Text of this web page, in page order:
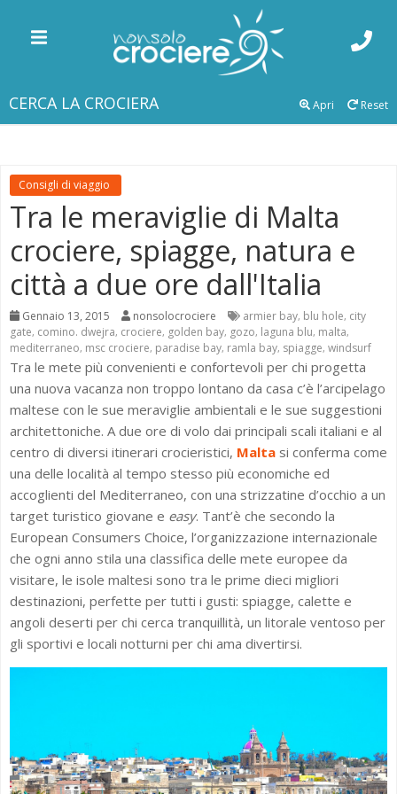
CERCA LA CROCIERA Reset
Apri
Consigli di viaggio
Tra le meraviglie di Malta
crociere, spiagge, natura e
città a due ore dall'Italia
Gennaio 13, 2015 nonsolocrociere armier bay, blu hole, city
gate, comino. dwejra, crociere, golden bay, gozo, laguna blu, malta,
mediterraneo, msc crociere, paradise bay, ramla bay, spiagge, windsurf
Tra le mete più convenienti e confortevoli per chi progetta
una nuova vacanza non troppo lontano da casa c’è l’arcipelago
maltese con le sue meraviglie ambientali e le sue suggestioni
architettoniche. A due ore di volo dai principali scali italiani e al
centro di diversi itinerari crocieristici, Malta si conferma come
una delle località al tempo stesso più economiche ed
accoglienti del Mediterraneo, con una strizzatine d’occhio a un
target turistico giovane e easy. Tant’è che secondo la
European Consumers Choice, l’organizzazione internazionale
che ogni anno stila una classifica delle mete europee da
visitare, le isole maltesi sono tra le prime dieci migliori
destinazioni, perfette per tutti i gusti: spiagge, calette e
angoli deserti per chi cerca tranquillità, un litorale ventoso per
gli sportivi e locali notturni per chi ama divertirsi.